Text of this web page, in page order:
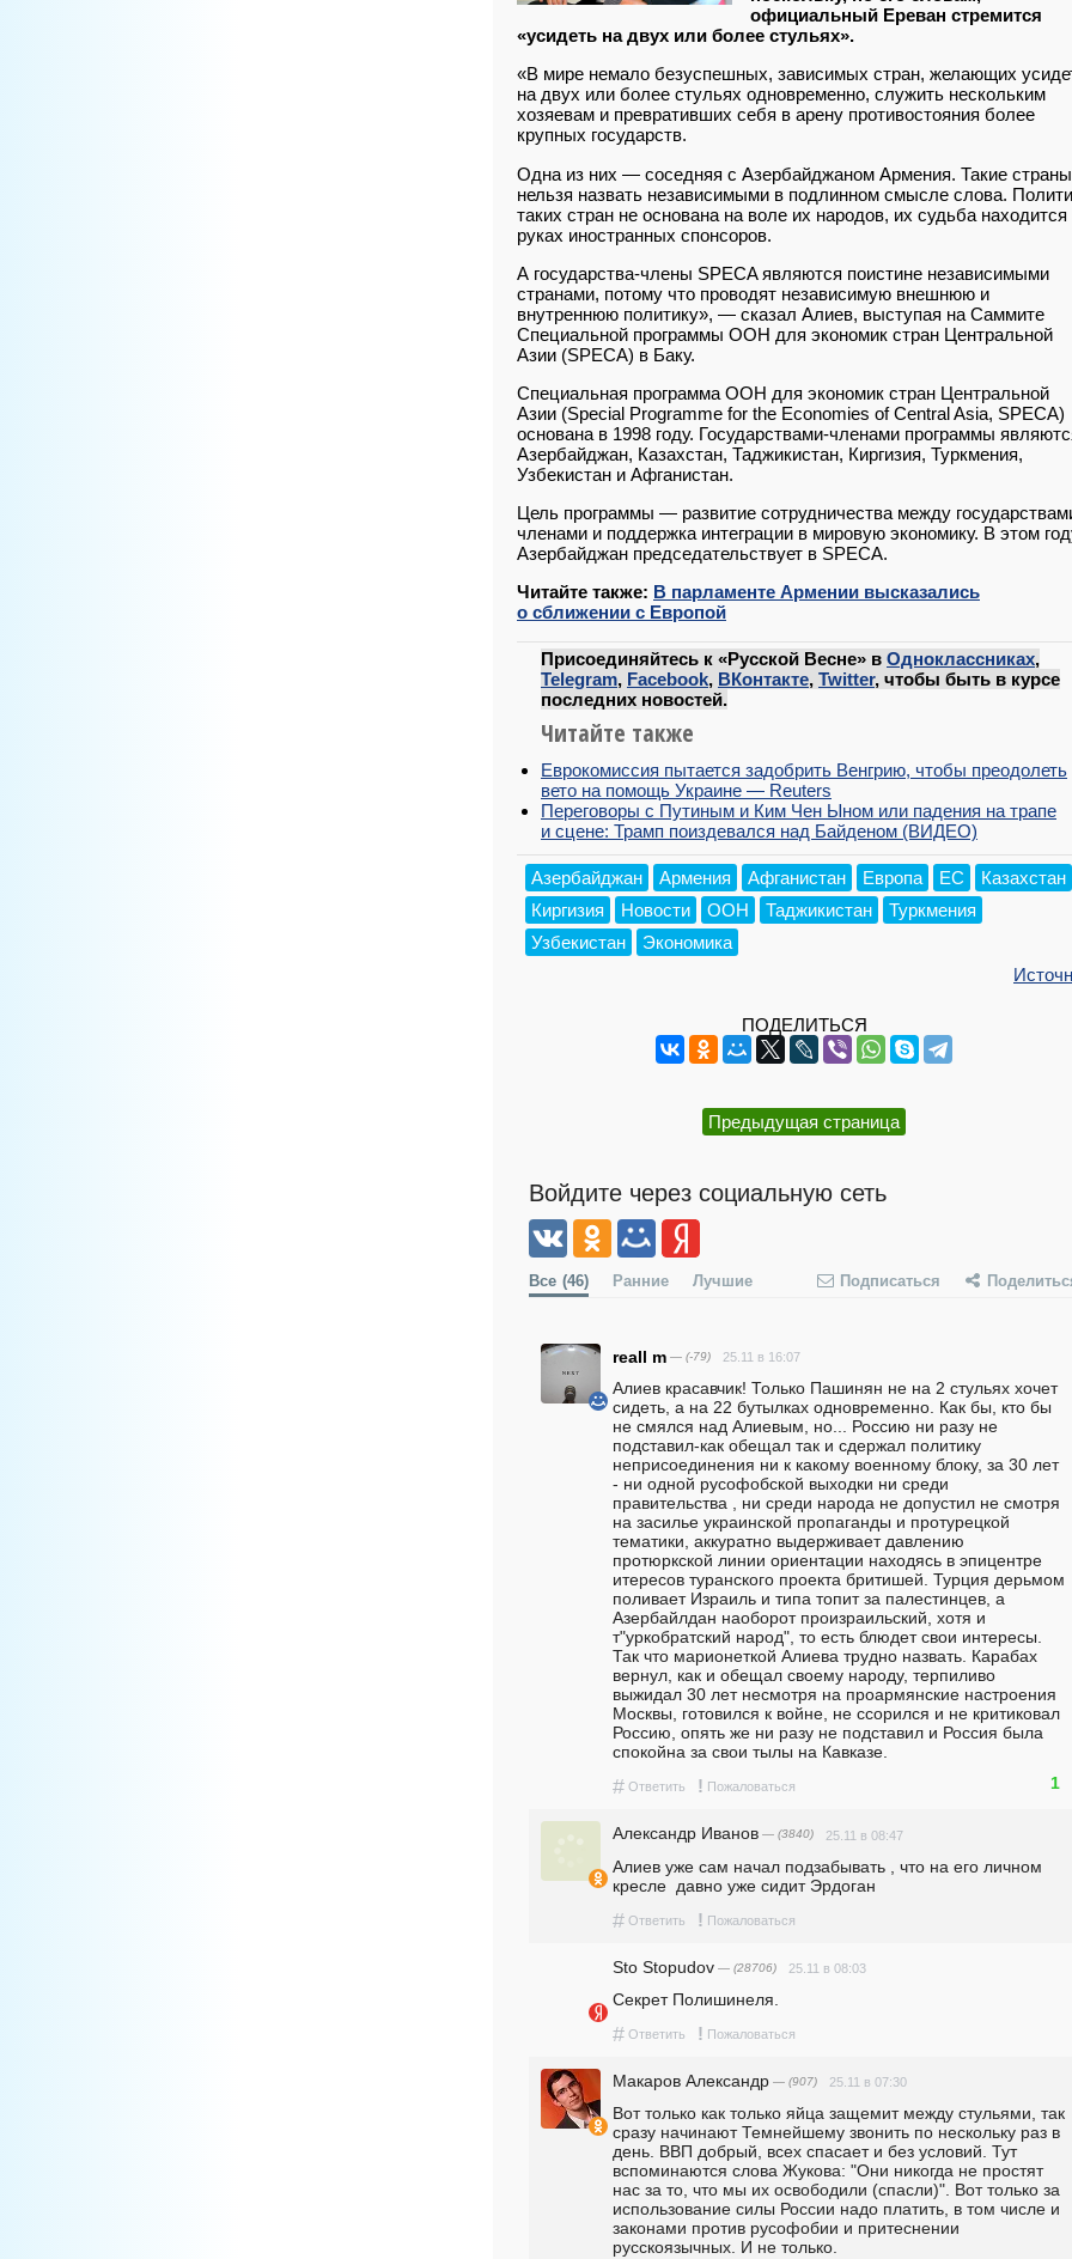
официальный Ереван стремится
«усидеть на двух или более стульях».
«В мире немало безуспешных, зависимых стран, желающих
на двух или более стульях одновременно, служить нескольким
хозяевам и превративших себя в арену противостояния более
крупных государств.
Одна из них — соседняя с Азербайджаном Армения. Такие страны
нельзя назвать независимыми в подлинном смысле слова.
таких стран не основана на воле их народов, их судьба находится
руках иностранных спонсоров.
А государства-члены SPECA являются поистине независимыми
странами, потому что проводят независимую внешнюю и
внутреннюю политику», — сказал Алиев, выступая на Саммите
Специальной программы ООН для экономик стран Центральной
Азии (SPECA) в Баку.
Специальная программа ООН для экономик стран Центральной
Азии (Special Programme for the Economies of Central Asia, SPECA)
основана в 1998 году. Государствами-членами программы
Азербайджан, Казахстан, Таджикистан, Киргизия, Туркмения,
Узбекистан и Афганистан.
Цель программы — развитие сотрудничества между
членами и поддержка интеграции в мировую экономику. В этом
Азербайджан председательствует в SPECA.
Читайте также: В парламенте Армении высказались
о сближении с Европой
Присоединяйтесь к «Русской Весне» в Одноклассниках,
Telegram, Facebook, ВКонтакте, Twitter, чтобы быть в курсе
последних новостей.
Читайте также
Еврокомиссия пытается задобрить Венгрию, чтобы преодолеть
вето на помощь Украине — Reuters
Переговоры с Путиным и Ким Чен Ыном или падения на трапе
и сцене: Трамп поиздевался над Байденом (ВИДЕО)
Азербайджан Армения Афганистан Европа ЕС
Казахстан
Киргизия
Новости ООН Таджикистан
Туркмения
Узбекистан
Экономика
ПОДЕЛИТЬСЯ
Предыдущая страница
Войдите через социальную сеть
Все (46) Ранние Лучшие Подписаться
reall m — (-79) 25.11 в 16:07
Алиев красавчик! Только Пашинян не на 2 стульях хочет
сидеть, а на 22 бутылках одновременно. Как бы, кто бы
не смялся над Алиевым, но... Россию ни разу не
подставил-как обещал так и сдержал политику
неприсоединения ни к какому военному блоку, за 30 лет
- ни одной русофобской выходки ни среди
правительства , ни среди народа не допустил не смотря
на засилье украинской пропаганды и протурецкой
тематики, аккуратно выдерживает давлению
протюркской линии ориентации находясь в эпицентре
итересов туранского проекта бритишей. Турция дерьмом
поливает Израиль и типа топит за палестинцев, а
Азербайлдан наоборот произраильский, хотя и
т"уркобратский народ", то есть блюдет свои интересы.
Так что марионеткой Алиева трудно назвать. Карабах
вернул, как и обещал своему народу, терпиливо
выжидал 30 лет несмотря на проармянские настроения
Москвы, готовился к войне, не ссорился и не критиковал
Россию, опять же ни разу не подставил и Россия была
спокойна за свои тылы на Кавказе.
# Ответить ! Пожаловаться 1
Александр Иванов — (3840) 25.11 в 08:47
Алиев уже сам начал подзабывать , что на его личном
кресле  давно уже сидит Эрдоган
# Ответить ! Пожаловаться
Sto Stopudov — (28706) 25.11 в 08:03
Секрет Полишинеля.
# Ответить ! Пожаловаться
Макаров Александр — (907) 25.11 в 07:30
Вот только как только яйца защемит между стульями, так
сразу начинают Темнейшему звонить по нескольку раз в
день. ВВП добрый, всех спасает и без условий. Тут
вспоминаются слова Жукова: "Они никогда не простят
нас за то, что мы их освободили (спасли)". Вот только за
использование силы России надо платить, в том числе и
законами против русофобии и притеснении
русскоязычных. И не только.